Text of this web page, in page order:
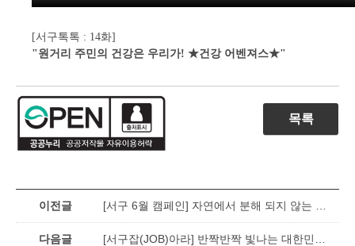
[서구톡톡 : 14화]
"원거리 주민의 건강은 우리가! ★건강 어벤져스★"
목록
이전글
다음글